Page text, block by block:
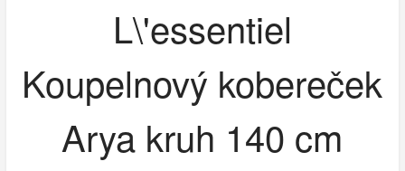
L\'essentiel
Koupelnový kobereček
Arya kruh 140 cm